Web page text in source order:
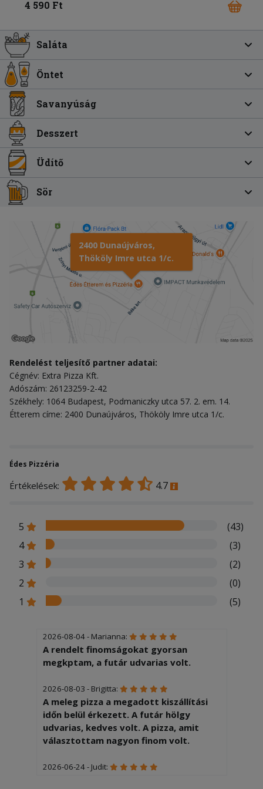
4 590 Ft
Saláta
Öntet
Savanyúság
Desszert
Üdítő
Sör
2400 Dunaújváros,
Thököly Imre utca 1/c.
Rendelést teljesítő partner adatai:
Cégnév: Extra Pizza Kft.
Adószám: 26123259-2-42
Székhely: 1064 Budapest, Podmaniczky utca 57. 2. em. 14.
Étterem címe: 2400 Dunaújváros, Thököly Imre utca 1/c.
Édes Pizzéria
Értékelések: 4.7
5
(43)
4
(3)
3
(2)
2
(0)
1
(5)
2026-08-04 - Marianna:
A rendelt finomságokat gyorsan
megkptam, a futár udvarias volt.
2026-08-03 - Brigitta:
A meleg pizza a megadott kiszállítási
időn belül érkezett. A futár hölgy
udvarias, kedves volt. A pizza, amit
választottam nagyon finom volt.
2026-06-24 - Judit: